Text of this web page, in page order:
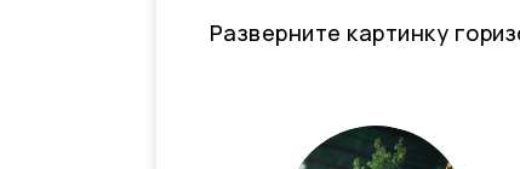
Разверните картинку